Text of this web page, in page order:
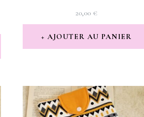
20,00 €
AJOUTER AU PANIER